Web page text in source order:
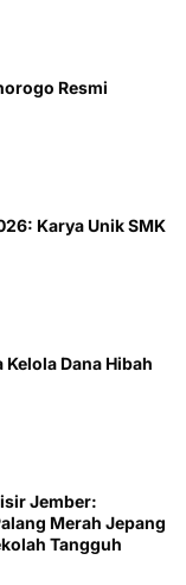
Resmi
Karya Unik SMK
Kelola Dana Hibah
Jember:
Merah Jepang
Tangguh